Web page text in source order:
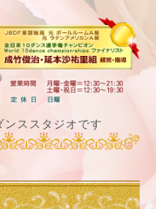
ススタジオです